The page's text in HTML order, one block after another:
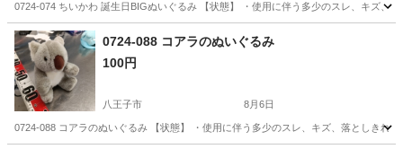
0724-074 ちいかわ 誕生日BIGぬいぐるみ 【状態】 ・使用に伴う多少のスレ、キズ
東京 八王子市 ちい
0724-088 コアラのぬいぐるみ
100円
八王子市 8月6日
0724-088 コアラのぬいぐるみ 【状態】 ・使用に伴う多少のスレ、キズ、落としき